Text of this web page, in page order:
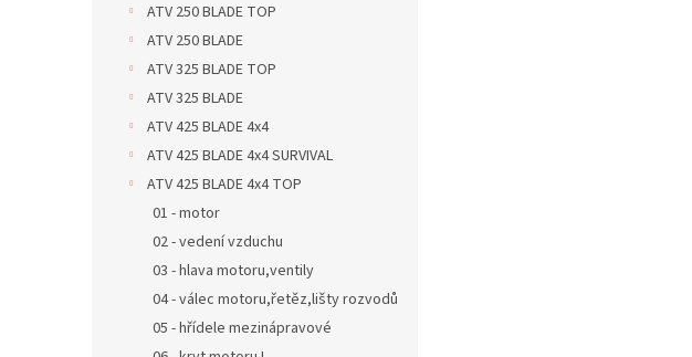
ATV 250 BLADE TOP
ATV 250 BLADE
ATV 325 BLADE TOP
ATV 325 BLADE
ATV 425 BLADE 4x4
ATV 425 BLADE 4x4 SURVIVAL
ATV 425 BLADE 4x4 TOP
01 - motor
02 - vedení vzduchu
03 - hlava motoru,ventily
04 - válec motoru,řetěz,lišty rozvodů
05 - hřídele mezinápravové